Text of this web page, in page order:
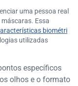
uma pessoa real
Essa
biométri
utilizadas
específicos
olhos e o formato